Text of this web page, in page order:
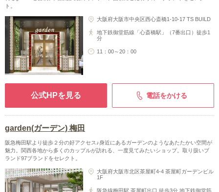
ト。
大阪府大阪市中央区西心斎橋1-10-17 TS BUILD
地下鉄御堂筋線「心斎橋駅」（7番出口）徒歩1
分
11：00～20：00
公式HPを見る 電話をかける
garden(ガーデン) 梅田
阪急梅田駅より徒歩２分の好アクセス♪身近にあるガーデンのようなあたたかい空間が
魅力。関西各地から多くのカップルが訪れる、一度見てみたいショップ。取り扱いブ
ランド97ブランドをセレクト。
大阪府大阪市北区茶屋町4-4 茶屋町ガーデンビル
1F
阪急線梅田駅 茶屋町出口 徒歩3分 地下鉄御堂筋